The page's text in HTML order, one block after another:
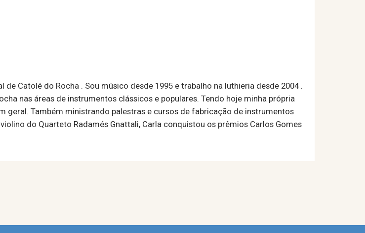
Catolé do Rocha . Sou músico desde 1995 e trabalho na luthieria desde 2004 .
nas áreas de instrumentos clássicos e populares. Tendo hoje minha própria
geral. Também ministrando palestras e cursos de fabricação de instrumentos
do Quarteto Radamés Gnattali, Carla conquistou os prêmios Carlos Gomes